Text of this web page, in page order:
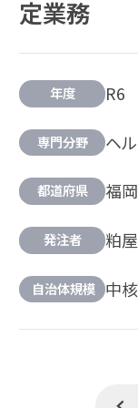
定業務
年度 R6
専門分野 ヘル
都道府県 福
発注者 粕
自治体規模 中